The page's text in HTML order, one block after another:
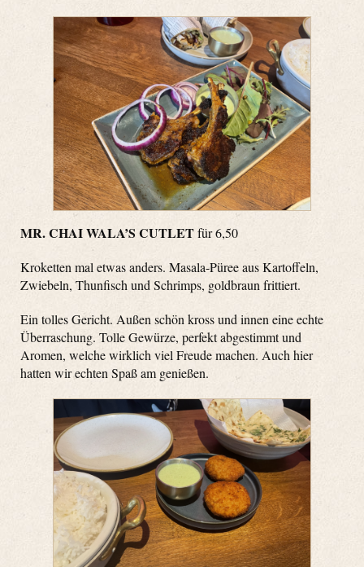
MR. CHAI WALA’S CUTLETfür 6,50
Kroketten mal etwas anders. Masala-Püree aus Kartoffeln,
Zwiebeln, Thunfisch und Schrimps, goldbraun frittiert.
Ein tolles Gericht. Außen schön kross und innen eine echte
Überraschung. Tolle Gewürze, perfekt abgestimmt und
Aromen, welche wirklich viel Freude machen. Auch hier
hatten wir echten Spaß am genießen.